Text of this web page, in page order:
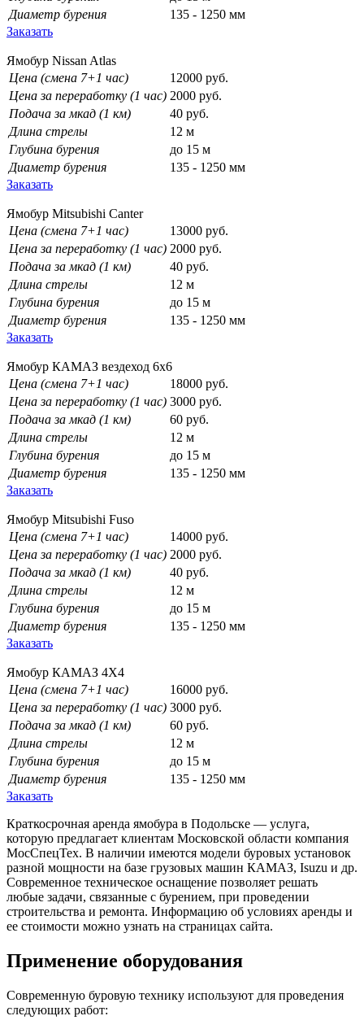
Диаметр бурения
135 - 1250 мм
Заказать
Ямобур Nissan Atlas
Цена (смена 7+1 час)
12000 руб.
Цена за переработку (1 час) 2000 руб.
Подача за мкад (1 км)
40 руб.
Длина стрелы
12 м
Глубина бурения
до 15 м
Диаметр бурения
135 - 1250 мм
Заказать
Ямобур Mitsubishi Canter
Цена (смена 7+1 час)
13000 руб.
Цена за переработку (1 час) 2000 руб.
Подача за мкад (1 км)
40 руб.
Длина стрелы
12 м
Глубина бурения
до 15 м
Диаметр бурения
135 - 1250 мм
Заказать
Ямобур КАМАЗ вездеход 6х6
Цена (смена 7+1 час)
18000 руб.
Цена за переработку (1 час) 3000 руб.
Подача за мкад (1 км)
60 руб.
Длина стрелы
12 м
Глубина бурения
до 15 м
Диаметр бурения
135 - 1250 мм
Заказать
Ямобур Mitsubishi Fuso
Цена (смена 7+1 час)
14000 руб.
Цена за переработку (1 час) 2000 руб.
Подача за мкад (1 км)
40 руб.
Длина стрелы
12 м
Глубина бурения
до 15 м
Диаметр бурения
135 - 1250 мм
Заказать
Ямобур КАМАЗ 4Х4
Цена (смена 7+1 час)
16000 руб.
Цена за переработку (1 час) 3000 руб.
Подача за мкад (1 км)
60 руб.
Длина стрелы
12 м
Глубина бурения
до 15 м
Диаметр бурения
135 - 1250 мм
Заказать
Краткосрочная аренда ямобура в Подольске — услуга,
которую предлагает клиентам Московской области компания
МосСпецТех. В наличии имеются модели буровых установок
разной мощности на базе грузовых машин КАМАЗ, Isuzu и др.
Современное техническое оснащение позволяет решать
любые задачи, связанные с бурением, при проведении
строительства и ремонта. Информацию об условиях аренды и
ее стоимости можно узнать на страницах сайта.
Применение оборудования
Современную буровую технику используют для проведения
следующих работ: